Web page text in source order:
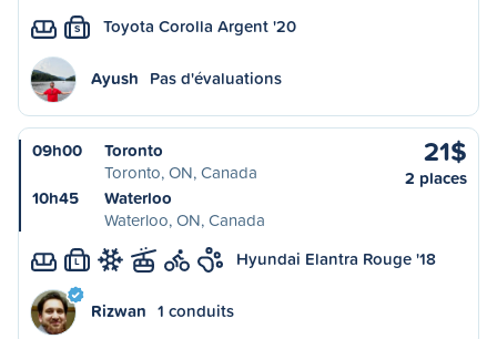
S Toyota Corolla Argent '20
Ayush Pas d'évaluations
09h00
Toronto
Toronto, ON, Canada
10h45
Waterloo
Waterloo, ON, Canada
21$
2 places
L Hyundai Elantra Rouge '18
Rizwan 1 conduits